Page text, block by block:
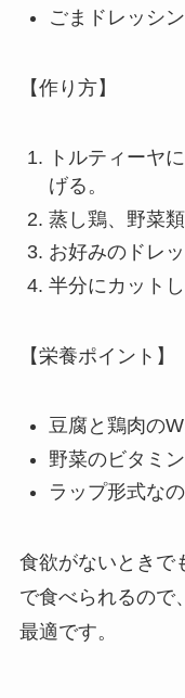
ごまドレッシ
【作り方】
トルティーヤ
げる。
蒸し鶏、野菜
お好みのドレ
半分にカット
【栄養ポイント】
豆腐と鶏肉の
野菜のビタミ
ラップ形式な
食欲がないときで
で食べられるので
最適です。